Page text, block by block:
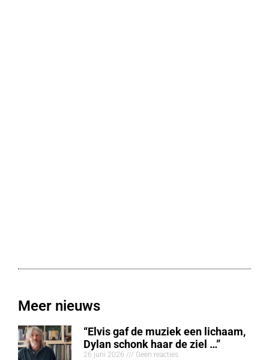
Meer nieuws
“Elvis gaf de muziek een lichaam,
Dylan schonk haar de ziel …”
26 juni 2026 Geen reacties